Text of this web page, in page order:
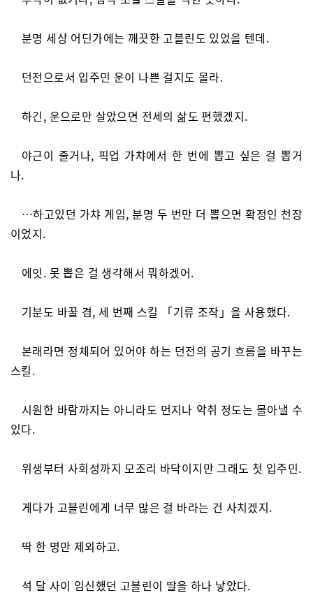
분명 세상 어딘가에는 깨끗한 고블린도 있었을 텐데.
던전으로서 입주민 운이 나쁜 걸지도 몰라.
하긴, 운으로만 살았으면 전세의 삶도 편했겠지.
야근이 줄거나, 픽업 가챠에서 한 번에 뽑고 싶은 걸 뽑거
나.
…하고있던 가챠 게임, 분명 두 번만 더 뽑으면 확정인 천장
이었지.
에잇. 못 뽑은 걸 생각해서 뭐하겠어.
기분도 바꿀 겸, 세 번째 스킬 「기류 조작」을 사용했다.
본래라면 정체되어 있어야 하는 던전의 공기 흐름을 바꾸는
스킬.
시원한 바람까지는 아니라도 먼지나 악취 정도는 몰아낼 수
있다.
위생부터 사회성까지 모조리 바닥이지만 그래도 첫 입주민.
게다가 고블린에게 너무 많은 걸 바라는 건 사치겠지.
딱 한 명만 제외하고.
석 달 사이 임신했던 고블린이 딸을 하나 낳았다.